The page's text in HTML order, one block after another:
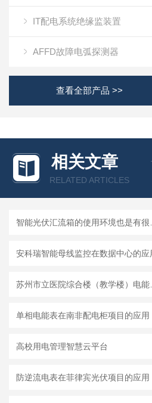
IT配电系统绝缘监装置
AFFD故障电弧探测器
查看全部产品 >>
相关文章
RELATED ARTICLES
安科瑞智能母线监控在数据中心的应
单相电能表在南非配电柜项目的应用
高校用电管理智慧云平台
防逆流电表在菲律宾光伏项目的应用